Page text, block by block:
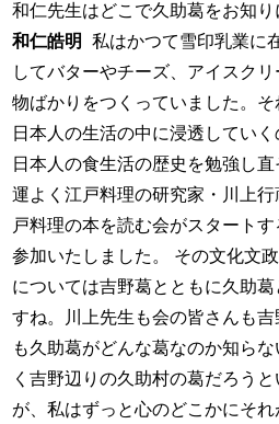
和仁先生はどこで久助葛をお知
和仁皓明
私はかつて雪印乳業に
してバターやチーズ、アイスク
物ばかりをつくっていました。
日本人の生活の中に浸透してい
日本人の食生活の歴史を勉強し直
運よく江戸料理の研究家・川上
戸料理の本を読む会がスタート
参加いたしました。 その文化文
については吉野葛とともに久助
すね。川上先生も会の皆さんも
も久助葛がどんな葛なのか知ら
く吉野辺りの久助村の葛だろう
が、私はずっと心のどこかにそ